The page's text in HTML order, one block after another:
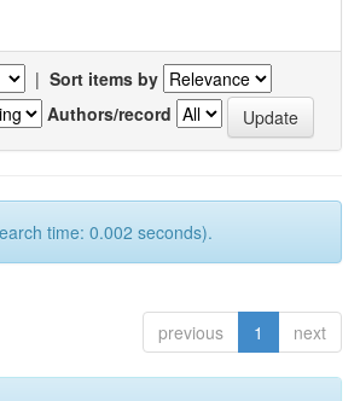
| Sort items by
Authors/record
time: 0.002 seconds).
previous 1 next